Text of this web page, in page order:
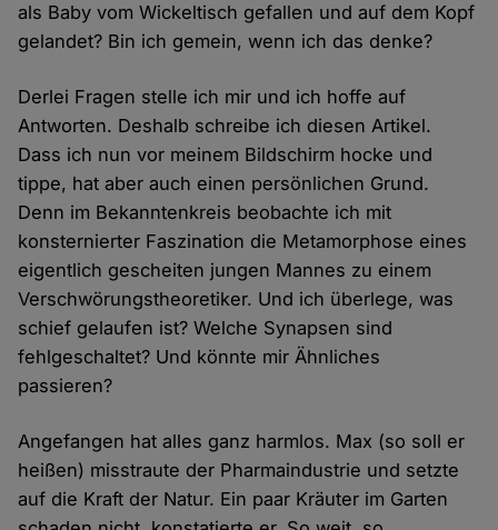
als Baby vom Wickeltisch gefallen und auf dem Kopf
gelandet? Bin ich gemein, wenn ich das denke?
Derlei Fragen stelle ich mir und ich hoffe auf
Antworten. Deshalb schreibe ich diesen Artikel.
Dass ich nun vor meinem Bildschirm hocke und
tippe, hat aber auch einen persönlichen Grund.
Denn im Bekanntenkreis beobachte ich mit
konsternierter Faszination die Metamorphose eines
eigentlich gescheiten jungen Mannes zu einem
Verschwörungstheoretiker. Und ich überlege, was
schief gelaufen ist? Welche Synapsen sind
fehlgeschaltet? Und könnte mir Ähnliches
passieren?
Angefangen hat alles ganz harmlos. Max (so soll er
heißen) misstraute der Pharmaindustrie und setzte
auf die Kraft der Natur. Ein paar Kräuter im Garten